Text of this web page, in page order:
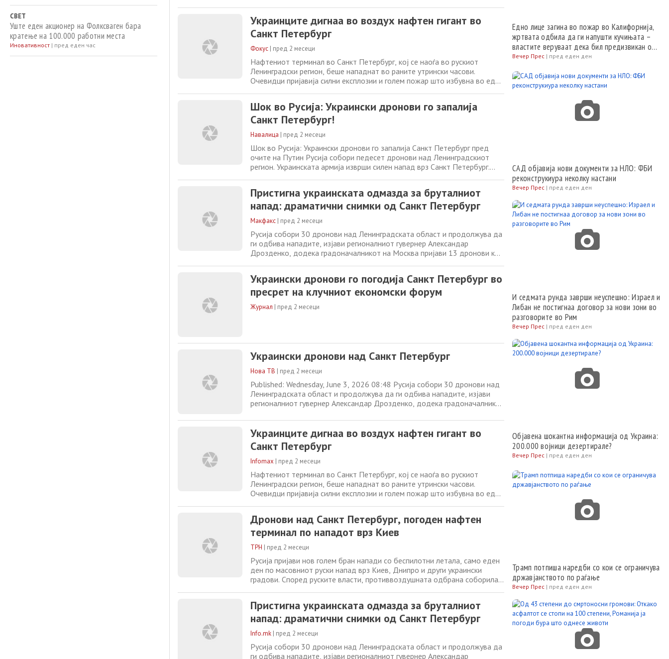
СВЕТ
Уште еден акционер на Фолксваген бара
кратење на 100.000 работни места
Иновативност | пред еден час
Ленинградската област е дом на
Украинците дигнаа во воздух нафтен гигант во
Санкт Петербург
Фокус | пред 2 месеци
Нафтениот терминал во Санкт Петербург, кој се наоѓа во рускиот
Ленинградски регион, беше нападнат во раните утрински часови.
Очевидци пријавија силни експлозии и голем пожар што избувна во еден
Меѓународниот економски форум во Санкт
Шок во Русија: Украински дронови го запалија
Санкт Петербург!
Навалица | пред 2 месеци
Шок во Русија: Украински дронови го запалија Санкт Петербург пред
очите на Путин Русија собори педесет дронови над Ленинградскиот
регион. Украинската армија изврши силен напад врз Санкт Петербург.
Владимир Путин
Пристигна украинската одмазда за бруталниот
напад: драматични снимки од Санкт Петербург
Макфакс | пред 2 месеци
Русија собори 30 дронови над Ленинградската област и продолжува да
ги одбива нападите, изјави регионалниот гувернер Александар
Дрозденко, додека градоначалникот на Москва пријави 13 дронови кои
економски форум се одржува во Санкт
Украински дронови го погодија Санкт Петербург во
пресрет на клучниот економски форум
Журнал | пред 2 месеци
Украински дронови над Санкт Петербург
Нова ТВ | пред 2 месеци
Published: Wednesday, June 3, 2026 08:48 Русија собори 30 дронови над
Ленинградската област и продолжува да ги одбива нападите, изјави
регионалниот гувернер Александар Дрозденко, додека градоначалникот
област е дом на клучна инфраструктура за извоз на енергија и голема
рафинерија за
Украинците дигнаа во воздух нафтен гигант во
Санкт Петербург
Infomax | пред 2 месеци
Нафтениот терминал во Санкт Петербург, кој се наоѓа во рускиот
Ленинградски регион, беше нападнат во раните утрински часови.
Очевидци пријавија силни експлозии и голем пожар што избувна во еден
Меѓународниот економски форум во Санкт
Дронови над Санкт Петербург, погоден нафтен
терминал по нападот врз Киев
ТРН | пред 2 месеци
Русија пријави нов голем бран напади со беспилотни летала, само еден
ден по масовниот руски напад врз Киев, Днипро и други украински
градови. Според руските власти, противвоздушната одбрана соборила
извори, дронови го погодиле
Пристигна украинската одмазда за бруталниот
напад: драматични снимки од Санкт Петербург
Info.mk | пред 2 месеци
Русија собори 30 дронови над Ленинградската област и продолжува да
ги одбива нападите, изјави регионалниот гувернер Александар
Едно лице загина во пожар во Калифорнија,
жртвата одбила да ги напушти кучињата –
властите веруваат дека бил предизвикан од
моторна пила
Вечер Прес | пред еден ден
САД објавија нови документи за НЛО: ФБИ
реконструкиура неколку настани
Вечер Прес | пред еден ден
И седмата рунда заврши неуспешно: Израел и
Либан не постигнаа договор за нови зони во
разговорите во Рим
Вечер Прес | пред еден ден
Објавена шокантна информација од Украина:
200.000 војници дезертирале?
Вечер Прес | пред еден ден
Трамп потпиша наредби со кои се ограничува
државјанството по раѓање
Вечер Прес | пред еден ден